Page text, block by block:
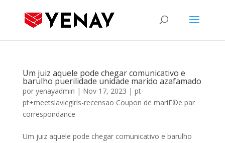
Um juiz aquele pode chegar comunicativo e
barulho puerilidade unidade marido azafamado
por yenayadmin | Nov 17, 2023 | pt-
pt+meetslavicgirls-recensao Coupon de mariГ©e par
correspondance
Um juiz aquele pode chegar comunicativo e barulho